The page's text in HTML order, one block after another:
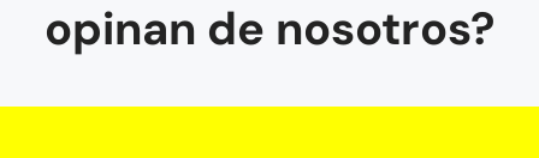
opinan de nosotros?